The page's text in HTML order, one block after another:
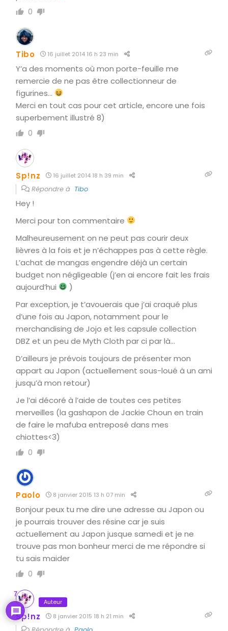
0
Tibo 16 juillet 2014 16 h 23 min
Y’a des moments où mon porte-feuille me
remercie de ne pas être collectionneur de
figurines…
Merci en tout cas pour cet article, encore une fois
superbement illustré 8)
0
Sp!nz 16 juillet 2014 18 h 39 min
Répondre à Tibo
Hey !
Merci pour ton commentaire
Malheureusement on ne peut pas courir deux
lièvres à la fois et je n’échappes pas à cette règle.
L’achat de mangas engendre déjà un certain
budget non négligeable (j’en ai encore fait les frais
aujourd’hui
)
Par exception, je t’avouerais que j’ai craqué plus
d’une fois au Japon, notamment pour le
merchandising de Jojo et les capsule collection
DBZ et un peu de Myth Cloth par ci par là…
D’ailleurs je prévois toujours de présenter mon
appart au Japon (actuellement sous-loué à un ami
jusqu’à mon retour)
Je l’ai décoré à l’aide de toutes ces petites
merveilles (la gashapon de Jackie Choun en train
de faire le mafuba entreposé dans mes
chiottes<3)
0
Paolo 8 janvier 2015 13 h 07 min
Bonjour peux tu me dire une adresse au Japon ou
je pourrais trouver des résine car je suis
actuellement au Japon jusque samedi et je ne
trouve pas mon bonheur merci de me répondre si
tu sais maider
0
Auteur
Sp!nz 8 janvier 2015 18 h 21 min
7